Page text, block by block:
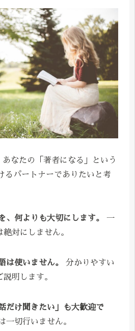
なたの「著者になる」という
るパートナーでありたいと考
、何よりも大切にします。
一
対にしません。
は使いません。
分かりやすい
明します。
だけ聞きたい」も大歓迎で
一切行いません。